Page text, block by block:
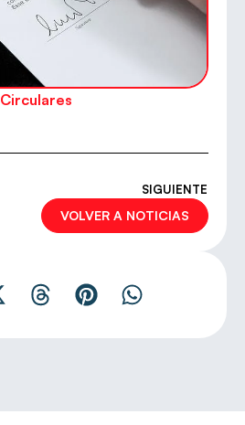
Circulares
SIGUIENTE
VOLVER A NOTICIAS